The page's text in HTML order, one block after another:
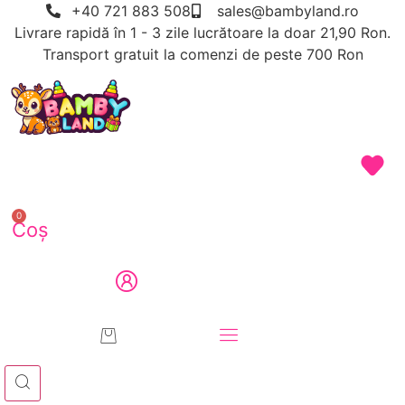
conținut
+40 721 883 508
sales@bambyland.ro
Livrare rapidă în 1 - 3 zile lucrătoare la doar 21,90 Ron.
Transport gratuit la comenzi de peste 700 Ron
0
Coș